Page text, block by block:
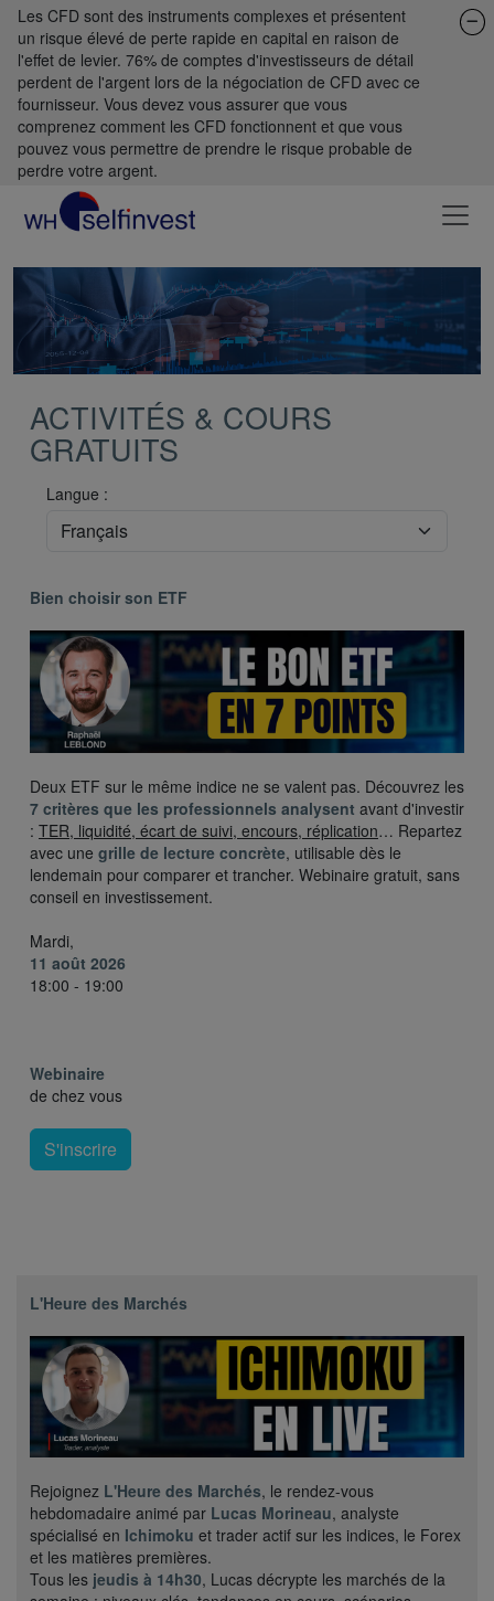
Les CFD sont des instruments complexes et présentent
un risque élevé de perte rapide en capital en raison de
l'effet de levier. 76% de comptes d'investisseurs de détail
perdent de l'argent lors de la négociation de CFD avec ce
fournisseur. Vous devez vous assurer que vous
comprenez comment les CFD fonctionnent et que vous
pouvez vous permettre de prendre le risque probable de
perdre votre argent.
ACTIVITÉS & COURS
GRATUITS
Langue :
Bien choisir son ETF
Deux ETF sur le même indice ne se valent pas. Découvrez les
7 critères que les professionnels analysent avant d'investir
: TER, liquidité, écart de suivi, encours, réplication… Repartez
avec une grille de lecture concrète, utilisable dès le
lendemain pour comparer et trancher. Webinaire gratuit, sans
conseil en investissement.
Mardi,
11 août 2026
18:00 - 19:00
Webinaire
de chez vous
S'inscrire
L'Heure des Marchés
Rejoignez L'Heure des Marchés, le rendez-vous
hebdomadaire animé par Lucas Morineau, analyste
spécialisé en Ichimoku et trader actif sur les indices, le Forex
et les matières premières.
Tous les jeudis à 14h30, Lucas décrypte les marchés de la